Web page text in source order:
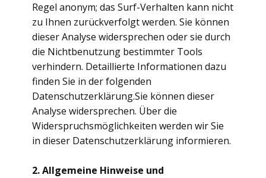
Regel anonym; das Surf-Verhalten kann nicht
zu Ihnen zurückverfolgt werden. Sie können
dieser Analyse widersprechen oder sie durch
die Nichtbenutzung bestimmter Tools
verhindern. Detaillierte Informationen dazu
finden Sie in der folgenden
Datenschutzerklärung.Sie können dieser
Analyse widersprechen. Über die
Widerspruchsmöglichkeiten werden wir Sie
in dieser Datenschutzerklärung informieren.
2. Allgemeine Hinweise und